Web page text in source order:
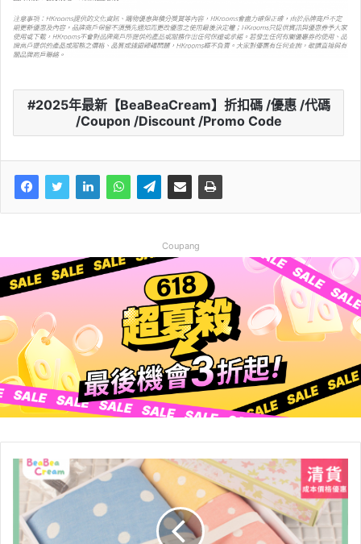
2025年最新【BeaBeaCream】折扣碼 /優惠 /代碼
/Coupon /Discount /Promo Code
Coupang